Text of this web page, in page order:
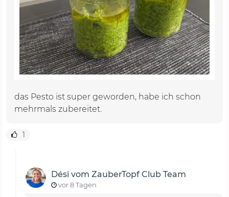
das Pesto ist super geworden, habe ich schon
mehrmals zubereitet.
1
Dési vom ZauberTopf Club Team
vor 8 Tagen